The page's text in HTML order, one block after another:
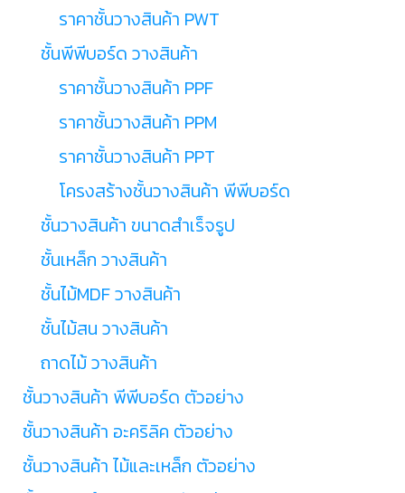
ราคาชั้นวางสินค้า PWT
ชั้นพีพีบอร์ด วางสินค้า
ราคาชั้นวางสินค้า PPF
ราคาชั้นวางสินค้า PPM
ราคาชั้นวางสินค้า PPT
โครงสร้างชั้นวางสินค้า พีพีบอร์ด
ชั้นวางสินค้า ขนาดสำเร็จรูป
ชั้นเหล็ก วางสินค้า
ชั้นไม้MDF วางสินค้า
ชั้นไม้สน วางสินค้า
ถาดไม้ วางสินค้า
ชั้นวางสินค้า พีพีบอร์ด ตัวอย่าง
ชั้นวางสินค้า อะคริลิค ตัวอย่าง
ชั้นวางสินค้า ไม้และเหล็ก ตัวอย่าง